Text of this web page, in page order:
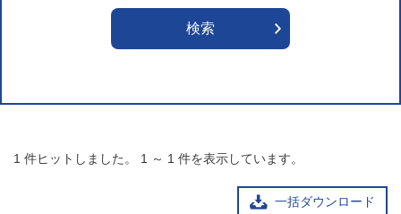
1 件ヒットしました。 1 ～ 1 件を表示しています。
一括ダウンロード